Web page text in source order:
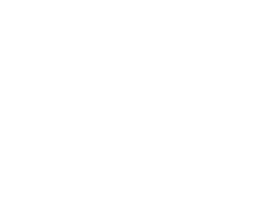
tela.